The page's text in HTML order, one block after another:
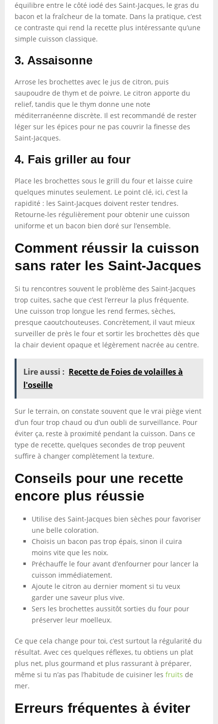
équilibre entre le côté iodé des Saint-Jacques, le gras du
bacon et la fraîcheur de la tomate. Dans la pratique, c’est
ce contraste qui rend la recette plus intéressante qu’une
simple cuisson classique.
3. Assaisonne
Arrose les brochettes avec le jus de citron, puis
saupoudre de thym et de poivre. Le citron apporte du
relief, tandis que le thym donne une note
méditerranéenne discrète. Il est recommandé de rester
léger sur les épices pour ne pas couvrir la finesse des
Saint-Jacques.
4. Fais griller au four
Place les brochettes sous le grill du four et laisse cuire
quelques minutes seulement. Le point clé, ici, c’est la
rapidité : les Saint-Jacques doivent rester tendres.
Retourne-les régulièrement pour obtenir une cuisson
uniforme et un bacon bien doré sur l’ensemble.
Comment réussir la cuisson
sans rater les Saint-Jacques
Si tu rencontres souvent le problème des Saint-Jacques
trop cuites, sache que c’est l’erreur la plus fréquente.
Une cuisson trop longue les rend fermes, sèches,
presque caoutchouteuses. Concrètement, il vaut mieux
surveiller de près le four et sortir les brochettes dès que
la chair devient opaque et légèrement nacrée au centre.
Lire aussi : Recette de Foies de volailles à
l'oseille
Sur le terrain, on constate souvent que le vrai piège vient
d’un four trop chaud ou d’un oubli de surveillance. Pour
éviter ça, reste à proximité pendant la cuisson. Dans ce
type de recette, quelques secondes de trop peuvent
suffire à changer complètement la texture.
Conseils pour une recette
encore plus réussie
Utilise des Saint-Jacques bien sèches pour favoriser
une belle coloration.
Choisis un bacon pas trop épais, sinon il cuira
moins vite que les noix.
Préchauffe le four avant d’enfourner pour lancer la
cuisson immédiatement.
Ajoute le citron au dernier moment si tu veux
garder une saveur plus vive.
Sers les brochettes aussitôt sorties du four pour
préserver leur moelleux.
Ce que cela change pour toi, c’est surtout la régularité du
résultat. Avec ces quelques réflexes, tu obtiens un plat
plus net, plus gourmand et plus rassurant à préparer,
même si tu n’as pas l’habitude de cuisiner les fruits de
mer.
Erreurs fréquentes à éviter